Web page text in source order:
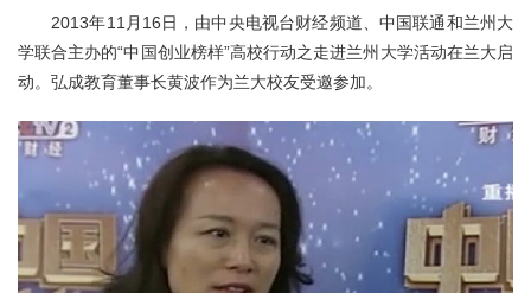
继续教育
教育产品
课程资源
关于我们
2013年11月16日，由中央电视台财经频道、中国联通和兰州大
学联合主办的“中国创业榜样”高校行动之走进兰州大学活动在兰大启
动。弘成教育董事长黄波作为兰大校友受邀参加。